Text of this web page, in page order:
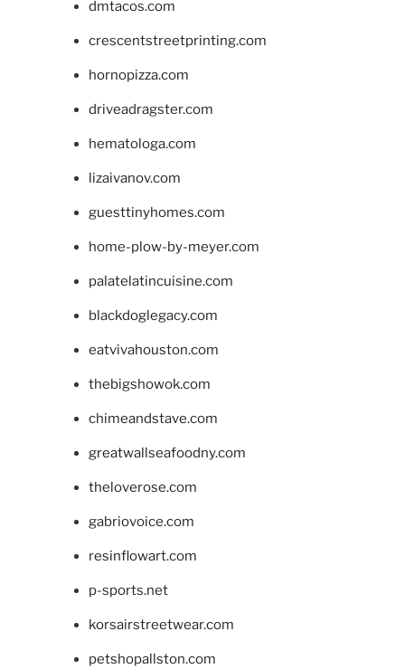
dmtacos.com
crescentstreetprinting.com
hornopizza.com
driveadragster.com
hematologa.com
lizaivanov.com
guesttinyhomes.com
home-plow-by-meyer.com
palatelatincuisine.com
blackdoglegacy.com
eatvivahouston.com
thebigshowok.com
chimeandstave.com
greatwallseafoodny.com
theloverose.com
gabriovoice.com
resinflowart.com
p-sports.net
korsairstreetwear.com
petshopallston.com